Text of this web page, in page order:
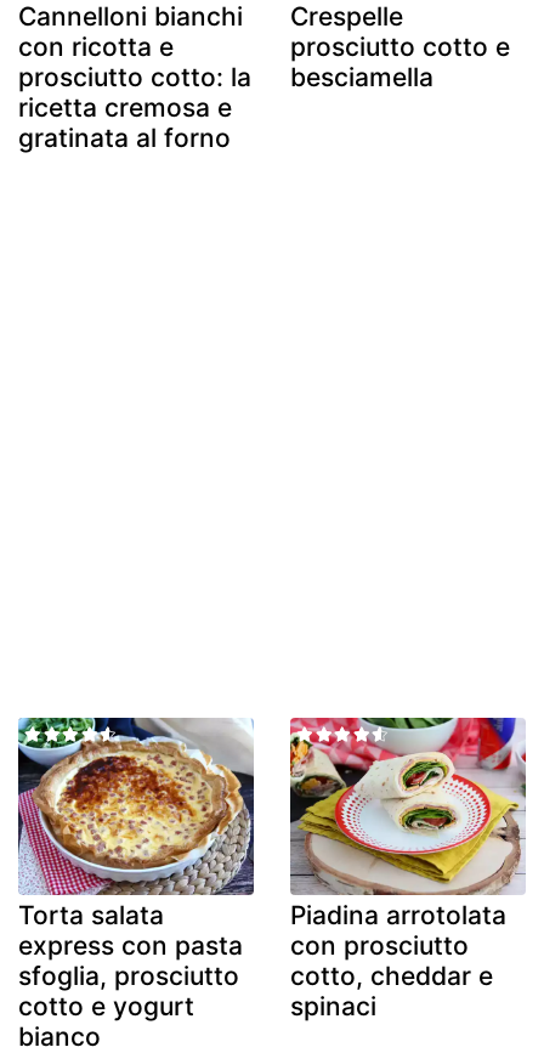
Cannelloni bianchi
con ricotta e
prosciutto cotto: la
ricetta cremosa e
gratinata al forno
Crespelle
prosciutto cotto e
besciamella
Torta salata
express con pasta
sfoglia, prosciutto
cotto e yogurt
bianco
Piadina arrotolata
con prosciutto
cotto, cheddar e
spinaci